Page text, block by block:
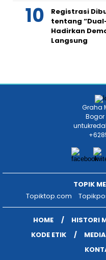
Registrasi
tentang
Hadirkan
Langsung
Graha
TOPIK
Topiktop.com
HOME HISTORI
KODE ETIK